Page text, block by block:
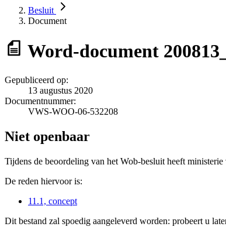
Besluit
Document
Word-document
Gepubliceerd op:
13 augustus 2020
Documentnummer:
VWS-WOO-06-532208
Niet openbaar
Tijdens de beoordeling van het Wob-besluit heeft
De reden hiervoor is:
11.1, concept
Dit bestand zal spoedig aangeleverd worden: probeert u